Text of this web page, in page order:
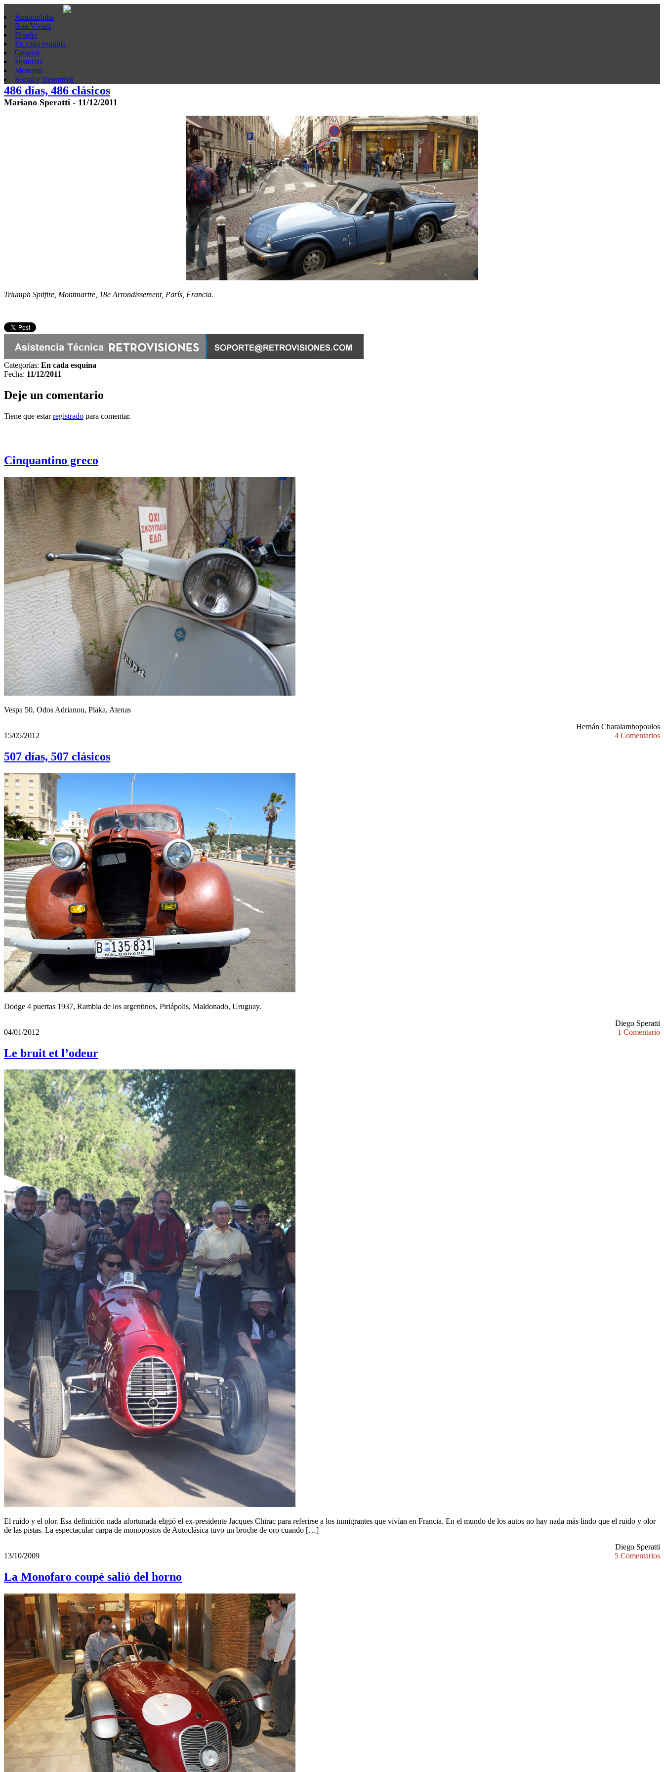
Automobilia
Bon Vivant
Diseño
En cada esquina
General
Historias
Mercado
Social y Deportivo
486 días, 486 clásicos
Mariano Speratti - 11/12/2011
Triumph Spitfire, Montmartre, 18e Arrondissement, París, Francia.
Categorías: En cada esquina
Fecha: 11/12/2011
Deje un comentario
Tiene que estarregistrado para comentar.
Cinquantino greco
Vespa 50, Odos Adrianou, Plaka, Atenas
Hernán Charalambopoulos
15/05/2012
4 Comentarios
507 días, 507 clásicos
Dodge 4 puertas 1937, Rambla de los argentinos, Piriápolis, Maldonado, Uruguay.
Diego Speratti
04/01/2012
1 Comentario
Le bruit et l’odeur
El ruido y el olor. Esa definición nada afortunada eligió el ex-presidente Jacques Chirac para referirse a los inmigrantes que vivían en Francia. En el mundo de los autos no hay nada más lindo que el ruido y olor
de las pistas. La espectacular carpa de monopostos de Autoclásica tuvo un broche de oro cuando […]
Diego Speratti
13/10/2009
5 Comentarios
La Monofaro coupé salió del horno